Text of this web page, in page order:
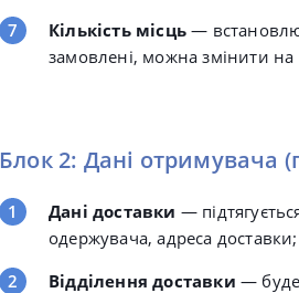
Кількість місць —
замовлені, можна змінити на
Блок 2: Дані отримувача
Дані доставки —
одержувача, адреса доставки;
Відділення доставки — буде